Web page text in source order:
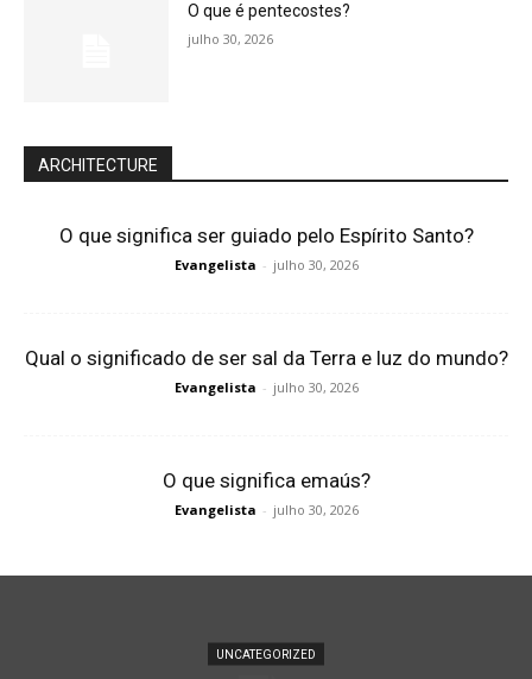
O que é pentecostes?
julho 30, 2026
ARCHITECTURE
O que significa ser guiado pelo Espírito Santo?
Evangelista - julho 30, 2026
Qual o significado de ser sal da Terra e luz do mundo?
Evangelista - julho 30, 2026
O que significa emaús?
Evangelista - julho 30, 2026
UNCATEGORIZED